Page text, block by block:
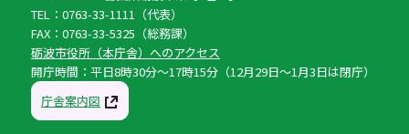
TEL：0763-33-1111（代表）
FAX：0763-33-5325（総務課）
砺波市役所（本庁舎）へのアクセス
開庁時間：平日8時30分〜17時15分（12月29日〜1月3日は閉庁）
庁舎案内図